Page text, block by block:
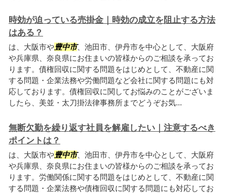
時効が迫っている売掛金｜時効の成立を阻止する方法
はある？
は、大阪市や豊中市、池田市、伊丹市を中心として、大阪府
や兵庫県、奈良県にお住まいの皆様からのご相談を承ってお
ります。債権回収に関する問題をはじめとして、不動産に関
する問題・企業法務や労働問題など会社に関する問題にも対
応しております。債権回収に関してお悩みのことがございま
したら、美並・太刀掛法律事務所までどうぞお気...
無断欠勤を繰り返す社員を解雇したい｜注意するべき
ポイントは？
は、大阪市や豊中市、池田市、伊丹市を中心として、大阪府
や兵庫県、奈良県にお住まいの皆様からのご相談を承ってお
ります。労働関係に関する問題をはじめとして、不動産に関
する問題・企業法務や債権回収に関する問題にも対応してお